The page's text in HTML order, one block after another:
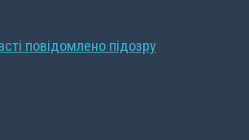
повідомлено підозру